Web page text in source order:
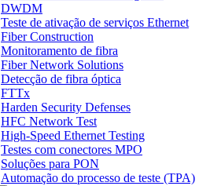
DWDM
Teste de ativação de serviços Ethernet
Fiber Construction
Monitoramento de fibra
Fiber Network Solutions
Detecção de fibra óptica
FTTx
Harden Security Defenses
HFC Network Test
High-Speed Ethernet Testing
Testes com conectores MPO
Soluções para PON
Automação do processo de teste (TPA)